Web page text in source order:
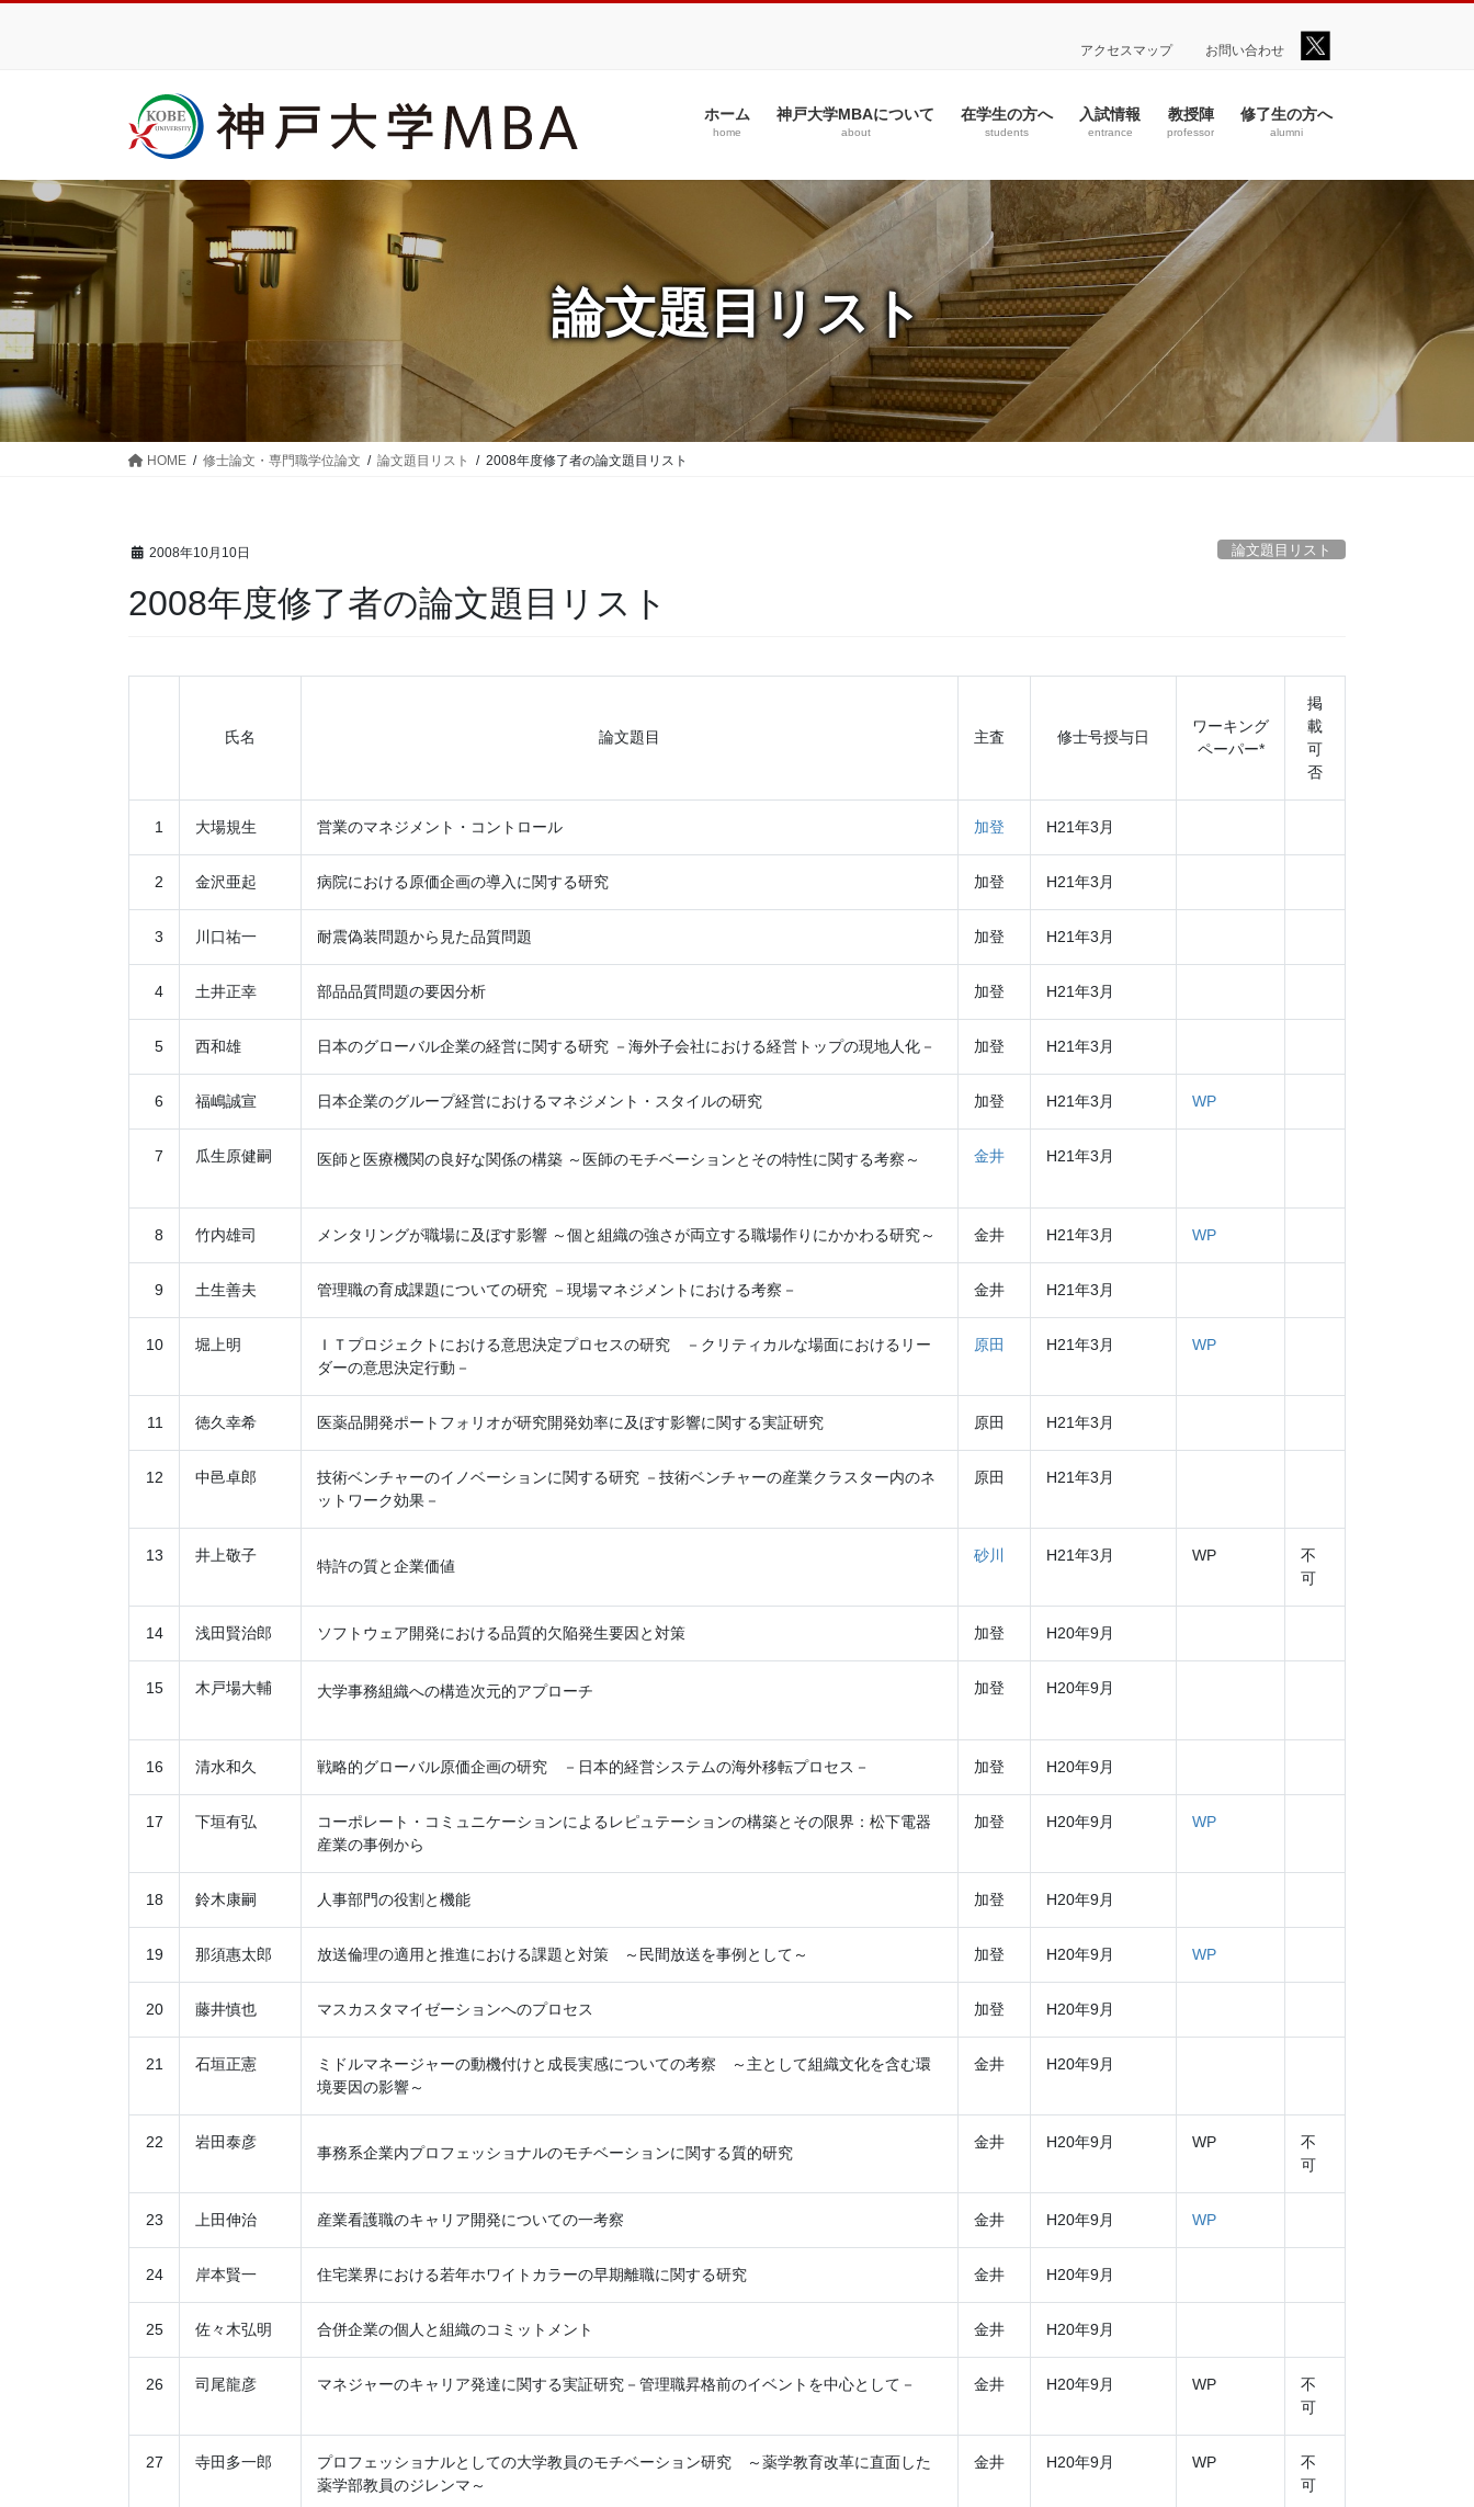
動
に
移
動
アクセスマップ お問い合わせ
ホーム
home
神戸大学MBAについて
about
在学生の方へ
students
入試情報
entrance
教授陣
professor
修了生の方へ
alumni
論文題目リスト
HOME 修士論文・専門職学位論文 論文題目リスト 2008年度修了者の論文題目リスト
2008年10月10日 論文題目リスト
2008年度修了者の論文題目リスト
氏名 論文題目 主査 修士号授与日
ワーキング
ペーパー*
掲
載
可
否
1 大場規生 営業のマネジメント・コントロール 加登 H21年3月
2 金沢亜起 病院における原価企画の導入に関する研究 加登 H21年3月
3 川口祐一 耐震偽装問題から見た品質問題 加登 H21年3月
4 土井正幸 部品品質問題の要因分析 加登 H21年3月
5 西和雄 日本のグローバル企業の経営に関する研究 －海外子会社における経営トップの現地人化－ 加登 H21年3月
6 福嶋誠宣 日本企業のグループ経営におけるマネジメント・スタイルの研究 加登 H21年3月 WP
7 瓜生原健嗣 医師と医療機関の良好な関係の構築 ～医師のモチベーションとその特性に関する考察～ 金井 H21年3月
8 竹内雄司 メンタリングが職場に及ぼす影響 ～個と組織の強さが両立する職場作りにかかわる研究～ 金井 H21年3月 WP
9 土生善夫 管理職の育成課題についての研究 －現場マネジメントにおける考察－ 金井 H21年3月
10 堀上明
ＩＴプロジェクトにおける意思決定プロセスの研究 －クリティカルな場面におけるリー
ダーの意思決定行動－
原田 H21年3月 WP
11 徳久幸希 医薬品開発ポートフォリオが研究開発効率に及ぼす影響に関する実証研究 原田 H21年3月
12 中邑卓郎
技術ベンチャーのイノベーションに関する研究 －技術ベンチャーの産業クラスター内のネ
ットワーク効果－
原田 H21年3月
13 井上敬子
特許の質と企業価値
砂川 H21年3月 WP
不
可
14 浅田賢治郎 ソフトウェア開発における品質的欠陥発生要因と対策 加登 H20年9月
15 木戸場大輔 大学事務組織への構造次元的アプローチ 加登 H20年9月
16 清水和久 戦略的グローバル原価企画の研究 －日本的経営システムの海外移転プロセス－ 加登 H20年9月
17 下垣有弘
コーポレート・コミュニケーションによるレピュテーションの構築とその限界：松下電器
産業の事例から
加登 H20年9月 WP
18 鈴木康嗣 人事部門の役割と機能 加登 H20年9月
19 那須惠太郎 放送倫理の適用と推進における課題と対策 ～民間放送を事例として～ 加登 H20年9月 WP
20 藤井慎也 マスカスタマイゼーションへのプロセス 加登 H20年9月
21 石垣正憲
ミドルマネージャーの動機付けと成長実感についての考察 ～主として組織文化を含む環
境要因の影響～
金井 H20年9月
22 岩田泰彦
事務系企業内プロフェッショナルのモチベーションに関する質的研究
金井 H20年9月 WP
不
可
23 上田伸治 産業看護職のキャリア開発についての一考察 金井 H20年9月 WP
24 岸本賢一 住宅業界における若年ホワイトカラーの早期離職に関する研究 金井 H20年9月
25 佐々木弘明 合併企業の個人と組織のコミットメント 金井 H20年9月
26 司尾龍彦 マネジャーのキャリア発達に関する実証研究－管理職昇格前のイベントを中心として－ 金井 H20年9月 WP
不
可
27 寺田多一郎
プロフェッショナルとしての大学教員のモチベーション研究 ～薬学教育改革に直面した
薬学部教員のジレンマ～
金井 H20年9月 WP
不
可